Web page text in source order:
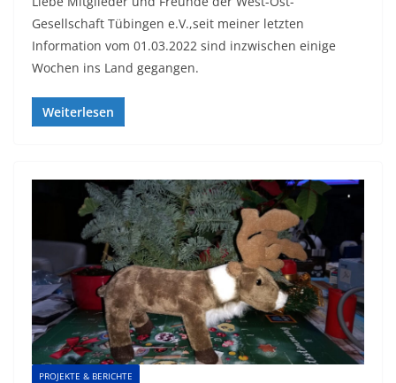
Gesellschaft Tübingen e.V.,seit meiner letzten
Information vom 01.03.2022 sind inzwischen einige
Wochen ins Land gegangen.
Weiterlesen
PROJEKTE & BERICHTE